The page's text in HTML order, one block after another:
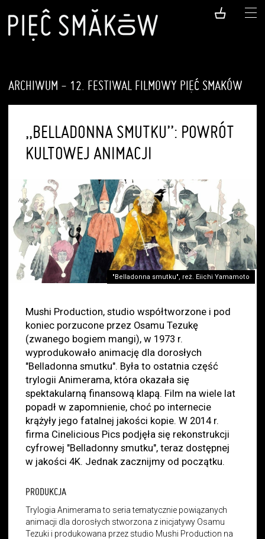
ARCHIWUM - 12. FESTIWAL FILMOWY PIĘĆ SMAKÓW
„BELLADONNA SMUTKU”: POWRÓT
KULTOWEJ ANIMACJI
"Belladonna smutku", reż. Eiichi Yamamoto
Mushi Production, studio współtworzone i pod
koniec porzucone przez Osamu Tezukę
(zwanego bogiem mangi), w 1973 r.
wyprodukowało animację dla dorosłych
"Belladonna smutku". Była to ostatnia część
trylogii Animerama, która okazała się
spektakularną finansową klapą. Film na wiele lat
popadł w zapomnienie, choć po internecie
krążyły jego fatalnej jakości kopie. W 2014 r.
firma Cinelicious Pics podjęła się rekonstrukcji
cyfrowej "Belladonny smutku", teraz dostępnej
w jakości 4K. Jednak zacznijmy od początku.
PRODUKCJA
Trylogia Animerama to seria tematycznie powiązanych
animacji dla dorosłych stworzona z inicjatywy Osamu
Tezuki i produkowana przez studio Mushi Production na